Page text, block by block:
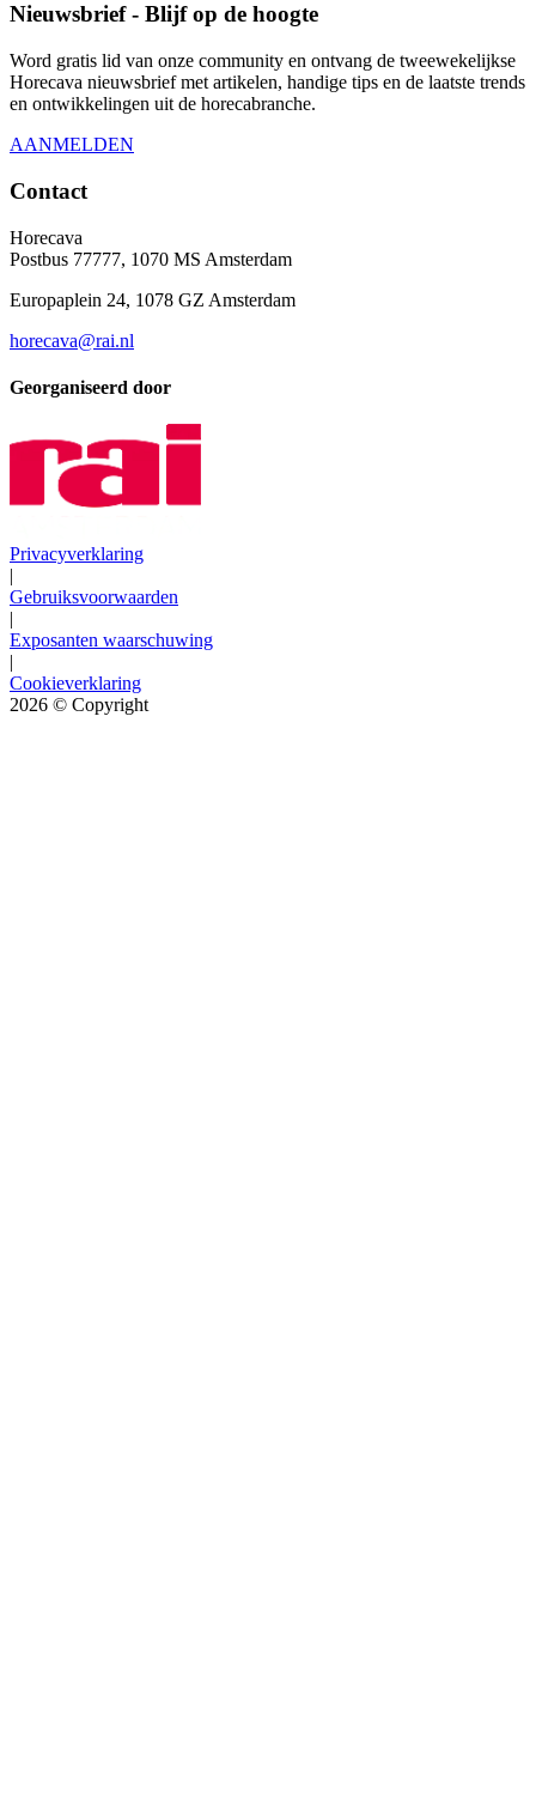
Nieuwsbrief - Blijf op de hoogte
Word gratis lid van onze community en ontvang de tweewekelijkse
Horecava nieuwsbrief met artikelen, handige tips en de laatste trends
en ontwikkelingen uit de horecabranche.
AANMELDEN
Contact
Horecava
Postbus 77777, 1070 MS Amsterdam
Europaplein 24, 1078 GZ Amsterdam
horecava@rai.nl
Georganiseerd door
Privacyverklaring
|
Gebruiksvoorwaarden
|
Exposanten waarschuwing
|
Cookieverklaring
2026 © Copyright